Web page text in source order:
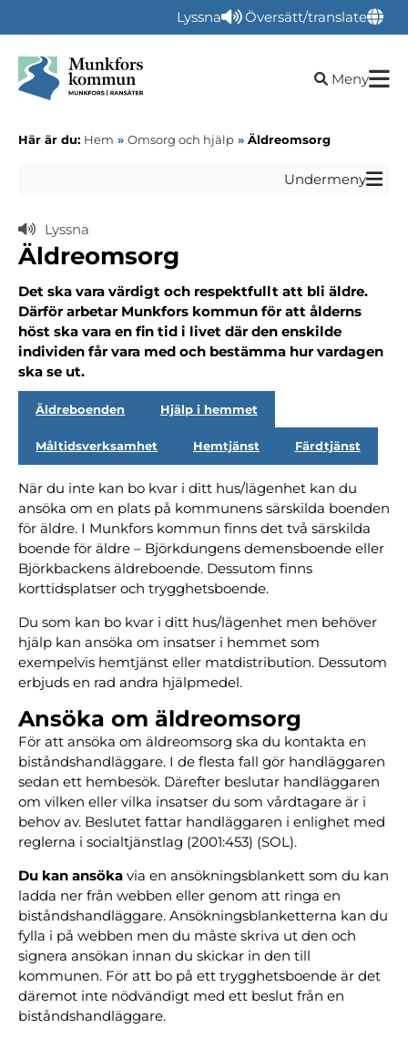
Lyssna Översätt/translate
Öppna
Meny
Här är du: Hem » Omsorg och hjälp » Äldreomsorg
Undermeny
Lyssna
Äldreomsorg
Det ska vara värdigt och respektfullt att bli äldre.
Därför arbetar Munkfors kommun för att ålderns
höst ska vara en fin tid i livet där den enskilde
individen får vara med och bestämma hur vardagen
ska se ut.
Äldreboenden Hjälp i hemmet
Måltidsverksamhet Hemtjänst Färdtjänst
När du inte kan bo kvar i ditt hus/lägenhet kan du
ansöka om en plats på kommunens särskilda boenden
för äldre. I Munkfors kommun finns det två särskilda
boende för äldre – Björkdungens demensboende eller
Björkbackens äldreboende. Dessutom finns
korttidsplatser och trygghetsboende.
Du som kan bo kvar i ditt hus/lägenhet men behöver
hjälp kan ansöka om insatser i hemmet som
exempelvis hemtjänst eller matdistribution. Dessutom
erbjuds en rad andra hjälpmedel.
Ansöka om äldreomsorg
För att ansöka om äldreomsorg ska du kontakta en
biståndshandläggare. I de flesta fall gör handläggaren
sedan ett hembesök. Därefter beslutar handläggaren
om vilken eller vilka insatser du som vårdtagare är i
behov av. Beslutet fattar handläggaren i enlighet med
reglerna i socialtjänstlag (2001:453) (SOL).
Du kan ansöka via en ansökningsblankett som du kan
ladda ner från webben eller genom att ringa en
biståndshandläggare. Ansökningsblanketterna kan du
fylla i på webben men du måste skriva ut den och
signera ansökan innan du skickar in den till
kommunen. För att bo på ett trygghetsboende är det
däremot inte nödvändigt med ett beslut från en
biståndshandläggare.